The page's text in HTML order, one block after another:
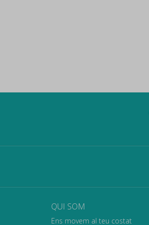
QUI SOM
Ens movem al teu costat